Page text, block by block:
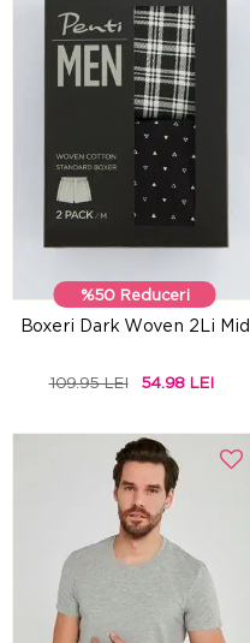
%50 Reduceri
Boxeri Dark Woven 2Li Mid
109.95 LEI 54.98 LEI